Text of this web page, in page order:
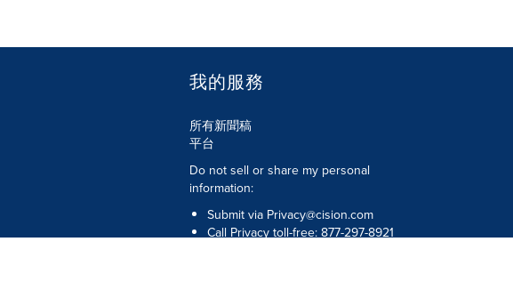
我的服務
所有新聞稿
平台
Do not sell or share my personal
information:
Submit via Privacy@cision.com
Call Privacy toll-free: 877-297-8921